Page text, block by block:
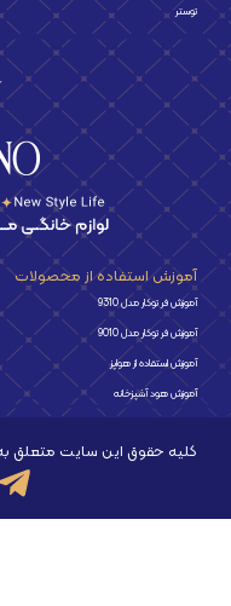
توستر
آموزش استفاده از محصولات
آموزش فر توکار مدل 9310
آموزش فر توکار مدل 9010
آموزش استفاده از هواپز
آموزش هود آشپزخانه
کلیه حقوق این سایت متعلق